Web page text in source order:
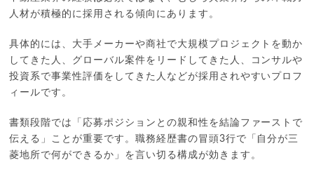
人材が積極的に採用される傾向にあります。
具体的には、大手メーカーや商社で大規模プロジェクトを動か
してきた人、グローバル案件をリードしてきた人、コンサルや
投資系で事業性評価をしてきた人などが採用されやすいプロフ
ィールです。
書類段階では「応募ポジションとの親和性を結論ファーストで
伝える」ことが重要です。職務経歴書の冒頭3行で「自分が三
菱地所で何ができるか」を言い切る構成が効きます。